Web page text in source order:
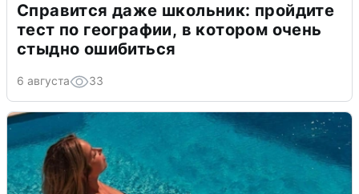
Справится даже школьник: пройдите
тест по географии, в котором очень
стыдно ошибиться
6 августа 33